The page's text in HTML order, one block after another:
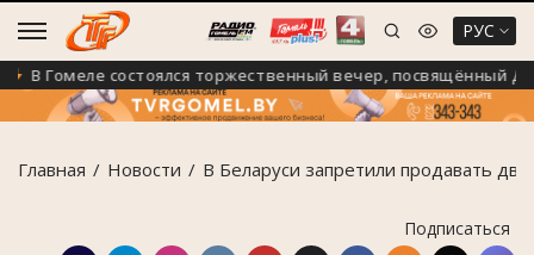
РУС
В Гомеле состоялся торжественный вечер, посвящённый Дню
Главная Новости В Беларуси запретили продавать
Подписаться